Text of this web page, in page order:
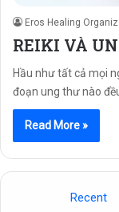
Eros Healing
REIKI VÀ
Hầu như tất cả mọi
đoạn ung thư nào
Read More »
Recent